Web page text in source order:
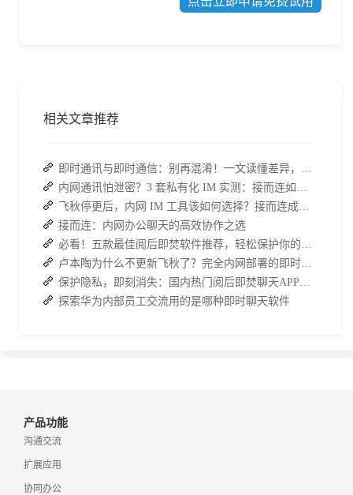
相关文章推荐
即时通讯与即时通信：别再混淆！一文读懂差异，接而连适配企业协作需求
内网通讯怕泄密？3 套私有化 IM 实测：接而连如何筑牢安全防线并提效
飞秋停更后，内网 IM 工具该如何选择？接而连成企业新宠
接而连：内网办公聊天的高效协作之选
必看！五款最佳阅后即焚软件推荐，轻松保护你的聊天记录
卢本陶为什么不更新飞秋了？完全内网部署的即时通讯软件推荐
保护隐私，即刻消失：国内热门阅后即焚聊天APP功能对比
探索华为内部员工交流用的是哪种即时聊天软件
产品功能
沟通交流
扩展应用
协同办公